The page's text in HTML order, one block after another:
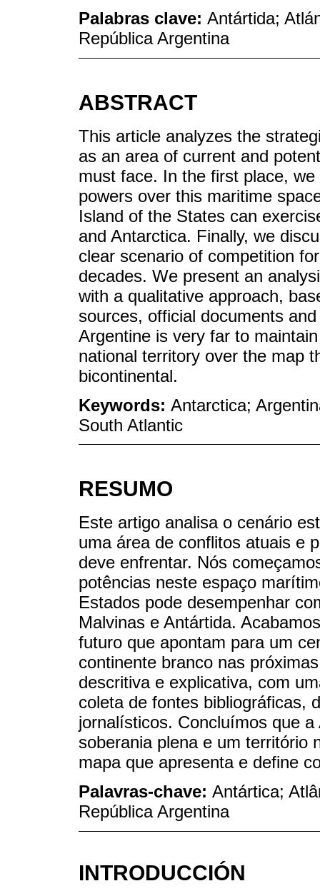
Palabras clave: Antártida;
República Argentina
ABSTRACT
This article analyzes the
as an area of current and
must face. In the first place,
powers over this maritime
Island of the States can
and Antarctica. Finally, we
clear scenario of competition
decades. We present an
with a qualitative approach,
sources, official documents
Argentine is very far to
national territory over the map
bicontinental.
Keywords: Antarctica;
South Atlantic
RESUMO
Este artigo analisa o cenário
uma área de conflitos atuais e
deve enfrentar. Nós
potências neste espaço
Estados pode desempenhar
Malvinas e Antártida.
futuro que apontam para um
continente branco nas
descritiva e explicativa, com
coleta de fontes bibliográficas,
jornalísticos. Concluímos que
soberania plena e um território
mapa que apresenta e define
Palavras-chave: Antártica;
República Argentina
INTRODUCCIÓN